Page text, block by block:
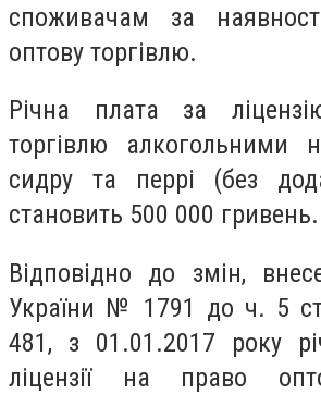
споживачам за
оптову торгівлю.
Річна плата за
торгівлю алкогольними
сидру та перрі (без
становить 500 000 гривень.
Відповідно до змін,
України № 1791 до ч. 5
481, з 01.01.2017 року
ліцензії на право